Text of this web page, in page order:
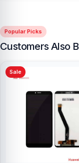
Popular Picks
Customers Also
Sale